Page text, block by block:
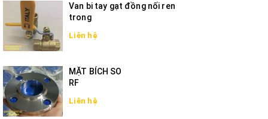
Van bi tay gạt đồng nối ren
trong
Liên hệ
MẶT BÍCH SO
RF
Liên hệ